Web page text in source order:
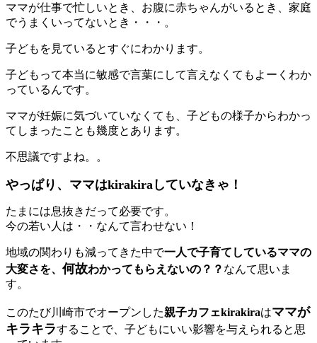
ママが仕事で忙しいとき、お腹に赤ちゃんがいるとき、家庭
でうまくいってないとき・・・。
子どもを見ているとすぐにわかります。
子どもって本当に敏感で言葉にして言えなくてもよーくわか
っているんです。
ママが妊娠に気づいていなくても、子どもの様子からわかっ
てしまったことも幾度とあります。
不思議ですよね。。
やっぱり、ママはkirakiraしていなきゃ！
たまには息抜きだって必要です。
今の若い人は・・なんて言わせない！
地域の関わりも減ってきた中で一人で子育てしているママの
大変さを、 何故わかってもらえないの？？ なんて思いま
す。
このたび川崎市でオープンした親子カフェkirakiraはママが
キラキラすることで、子どもにいい影響を与えられると思